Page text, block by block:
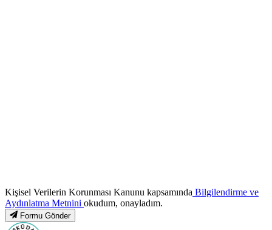
Kişisel Verilerin Korunması Kanunu kapsamında Bilgilendirme ve
Aydınlatma Metnini okudum, onayladım.
Formu Gönder